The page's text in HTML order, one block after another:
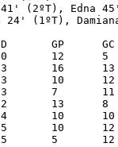
(2ºT), Edna
(1ºT),